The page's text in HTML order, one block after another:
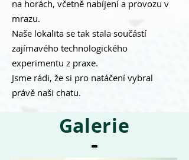
na horách, včetně nabíjení a provozu v
mrazu.
Naše lokalita se tak stala součástí
zajímavého technologického
experimentu z praxe.
Jsme rádi, že si pro natáčení vybral
právě naši chatu.
Galerie